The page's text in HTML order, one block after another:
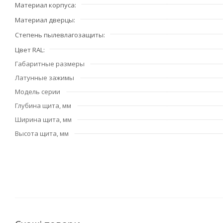
Материал корпуса
Материал дверцы
Степень пылевлагозащиты
Цвет RAL
Габаритные размеры
Латунные зажимы
Модель серии
Глубина щита, мм
Ширина щита, мм
Высота щита, мм